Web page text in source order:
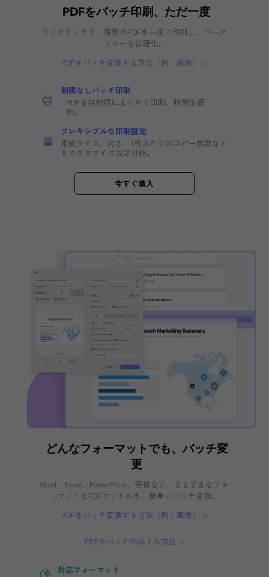
PDFをバッチ印刷、ただ一度
ワンクリックで、複数のPDFを一度に印刷し、ワ
フローを合理化。
PDFをバッチ変換する方法（例：画像）
制限なしバッチ印刷
PDFを無制限にまとめて印刷、時間を節
約。
用紙サイズ、向き、1枚あたりのコピー枚数
をカスタマイズ設定可能。
今すぐ購入